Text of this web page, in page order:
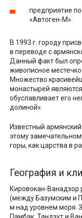
предприятие
«Автоген-М».
В 1993 г. городу
в переводе с
Данный факт был
живописное
Множество
монастырей
обуславливает его
долиной».
Известный
этому
горы, как царства в
География и
Кировокан-Ванадзор
(между Базумским и
м над уровнем моря.
Памбак, Тандзут и